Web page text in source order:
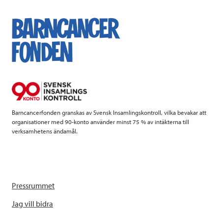
Barncancerfonden granskas av Svensk Insamlingskontroll, vilka bevakar att
organisationer med 90-konto använder minst 75 % av intäkterna till
verksamhetens ändamål.
Pressrummet
Jag vill bidra